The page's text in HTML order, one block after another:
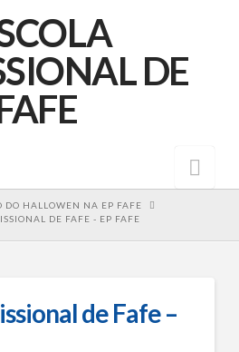
DO HALLOWEN NA EP FAFE
DE FAFE - EP FAFE
de Fafe –